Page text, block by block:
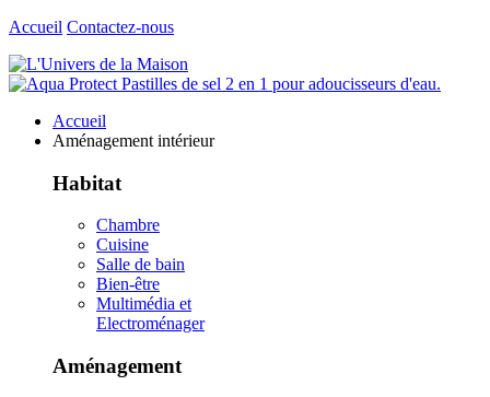
Accueil Contactez-nous
Accueil
Aménagement intérieur
Habitat
Chambre
Cuisine
Salle de bain
Bien-être
Multimédia et
Electroménager
Aménagement